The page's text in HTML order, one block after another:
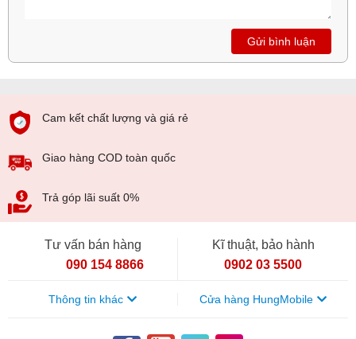
camera lên đến 12.MP (f/1.8 & f/2.0,
hình ảnh trên máy được đánh giá khá tốt với gam màu ấn
độ như làm mịn, góc rộng,.... có chất lượng cũng được đánh
Gửi bình luận
Cam kết chất lượng và giá rẻ
Giao hàng COD toàn quốc
Trả góp lãi suất 0%
Tư vấn bán hàng
090 154 8866
Kĩ thuật, bảo hành
0902 03 5500
Thông tin khác Cửa hàng HungMobile